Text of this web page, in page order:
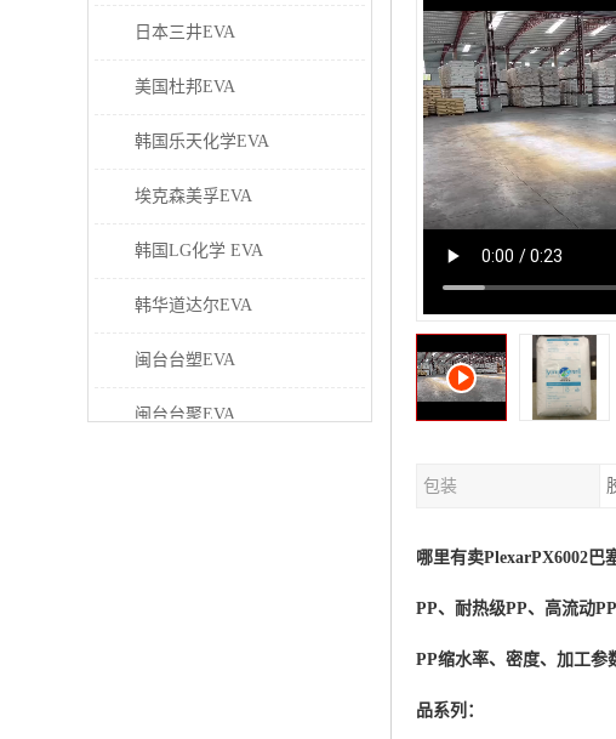
日本三井EVA
美国杜邦EVA
韩国乐天化学EVA
埃克森美孚EVA
韩国LG化学 EVA
韩华道达尔EVA
闽台台塑EVA
闽台台聚EVA
包装
哪里有卖PlexarPX6002 巴
PP、耐热级PP、高流动
PP缩水率、密度、加工参
品系列：